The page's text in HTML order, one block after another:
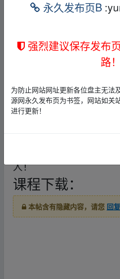
咱们今天要讲的项目是”
个两三张！“简单来说
书的图片，视频，有阅
操作。我们发布的内容
生成！主要做名人语录
为自带流量，所以收益
目的人还不多，那我们
人！fr‥om w‥ww.y▂un▪pan
课程下载：
本帖含有隐藏内容，请您 回复
永久发布页B
强烈建议保存发布
路！
为防止网站网址更新各位盘主无法
源网永久发布页为书签，网站如关
进行更新！